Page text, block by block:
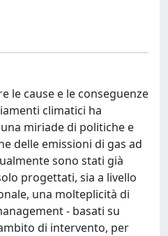
le cause e le conseguenze
climatici ha
miriade di politiche e
delle emissioni di gas ad
sono stati già
progettati, sia a livello
una molteplicità di
- basati su
di intervento, per